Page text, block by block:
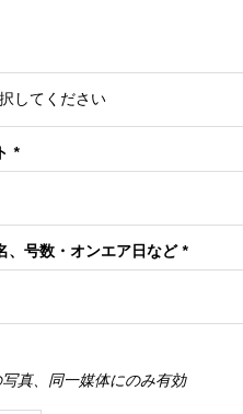
*
、号数・オンエア日など*
真、同一媒体にのみ有効